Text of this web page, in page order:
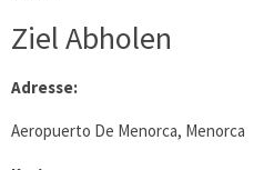
Ziel Abholen
Adresse:
Aeropuerto De Menorca, Menorca